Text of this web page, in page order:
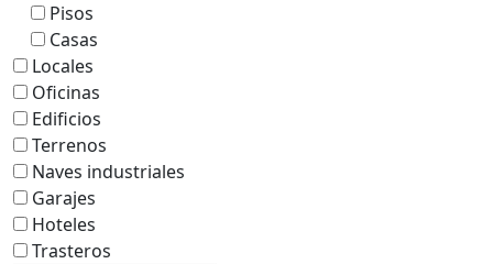
Pisos
Casas
Locales
Oficinas
Edificios
Terrenos
Naves industriales
Garajes
Hoteles
Trasteros